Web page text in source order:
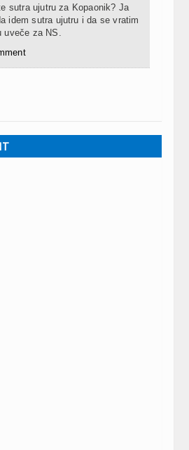
sutra ujutru za Kopaonik? Ja
idem sutra ujutru i da se vratim
uveče za NS.